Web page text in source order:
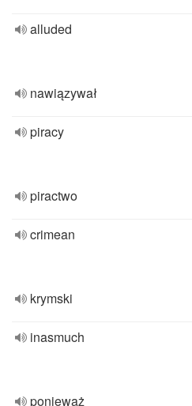
alluded
nawiązywał
piracy
piractwo
crimean
krymski
inasmuch
ponieważ